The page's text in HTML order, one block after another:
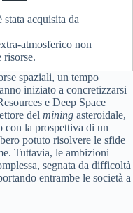
stata acquisita da
atmosferico non
risorse.
spaziali, un tempo
iniziato a concretizzarsi
e Deep Space
del mining asteroidale,
con la prospettiva di un
potuto risolvere le sfide
Tuttavia, le ambizioni
segnata da difficoltà
entrambe le società a